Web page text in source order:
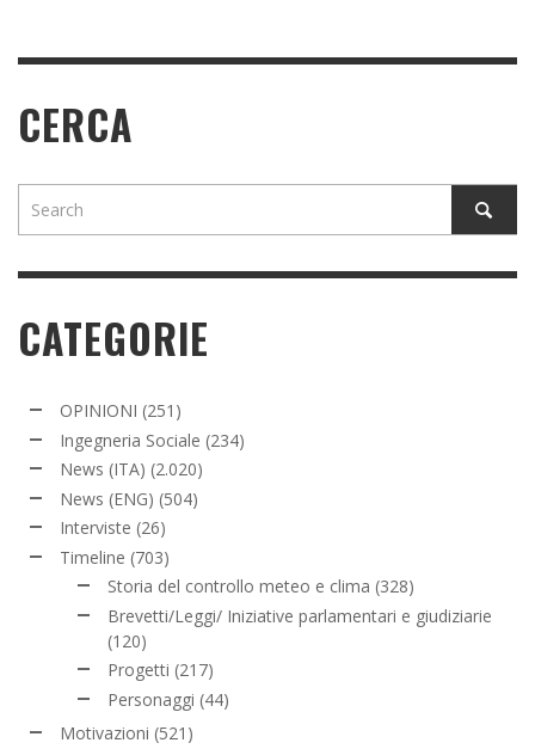
CERCA
CATEGORIE
OPINIONI (251)
Ingegneria Sociale (234)
News (ITA) (2.020)
News (ENG) (504)
Interviste (26)
Timeline (703)
Storia del controllo meteo e clima (328)
Brevetti/Leggi/ Iniziative parlamentari e giudiziarie
(120)
Progetti (217)
Personaggi (44)
Motivazioni (521)